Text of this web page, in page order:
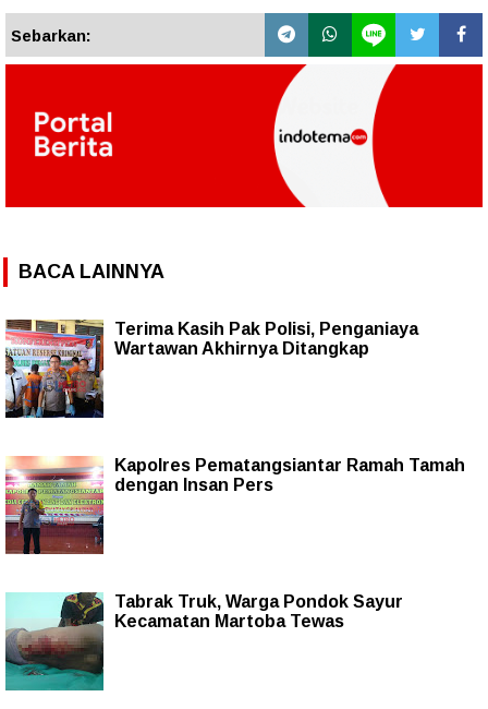
Sebarkan:
BACA LAINNYA
Terima Kasih Pak Polisi, Penganiaya
Wartawan Akhirnya Ditangkap
Kapolres Pematangsiantar Ramah Tamah
dengan Insan Pers
Tabrak Truk, Warga Pondok Sayur
Kecamatan Martoba Tewas